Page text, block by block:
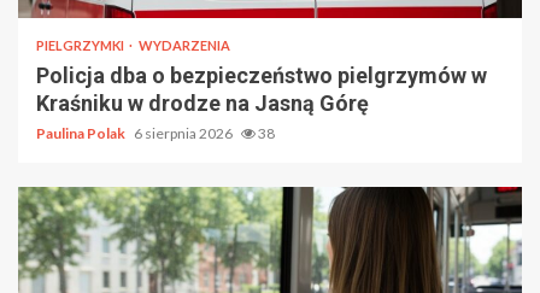
PIELGRZYMKI WYDARZENIA
Policja dba o bezpieczeństwo pielgrzymów w
Kraśniku w drodze na Jasną Górę
Paulina Polak 6 sierpnia 2026 38